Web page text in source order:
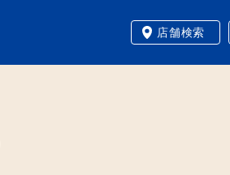
店舗検索